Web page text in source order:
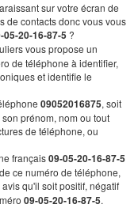
sur votre écran de
de contacts donc vous vous
05-20-16-87-5 ?
vous propose un
de téléphone à identifier,
et identifie le
09052016875, soit
prénom, nom ou tout
de téléphone, ou
français09-05-20-16-87-5
ce numéro de téléphone,
qu'il soit positif, négatif
09-05-20-16-87-5.